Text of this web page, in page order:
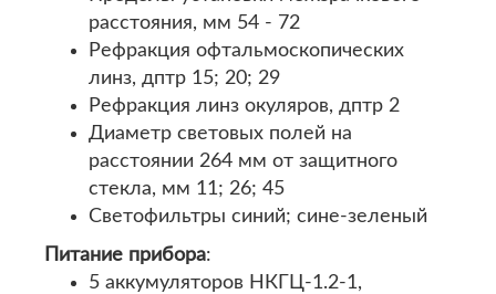
расстояния, мм 54 - 72
Рефракция офтальмоскопических
линз, дптр 15; 20; 29
Рефракция линз окуляров, дптр 2
Диаметр световых полей на
расстоянии 264 мм от защитного
стекла, мм 11; 26; 45
Светофильтры синий; сине-зеленый
Питание прибора:
5 аккумуляторов НКГЦ-1.2-1,